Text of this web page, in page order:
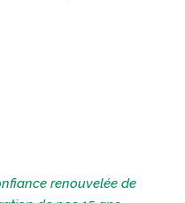
renouvelée de